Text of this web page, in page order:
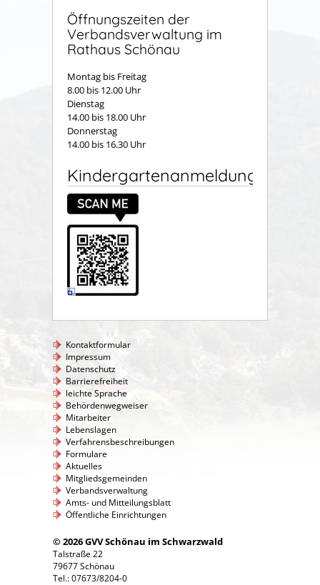
Öffnungszeiten der
Verbandsverwaltung im
Rathaus Schönau
Montag bis Freitag
8.00 bis 12.00 Uhr
Dienstag
14.00 bis 18.00 Uhr
Donnerstag
14.00 bis 16.30 Uhr
Kindergartenanmeldung
Kontaktformular
Impressum
Datenschutz
Barrierefreiheit
leichte Sprache
Behördenwegweiser
Mitarbeiter
Lebenslagen
Verfahrensbeschreibungen
Formulare
Aktuelles
Mitgliedsgemeinden
Verbandsverwaltung
Amts- und Mitteilungsblatt
Öffentliche Einrichtungen
© 2026 GVV Schönau im Schwarzwald
Talstraße 22
79677 Schönau
Tel.: 07673/8204-0